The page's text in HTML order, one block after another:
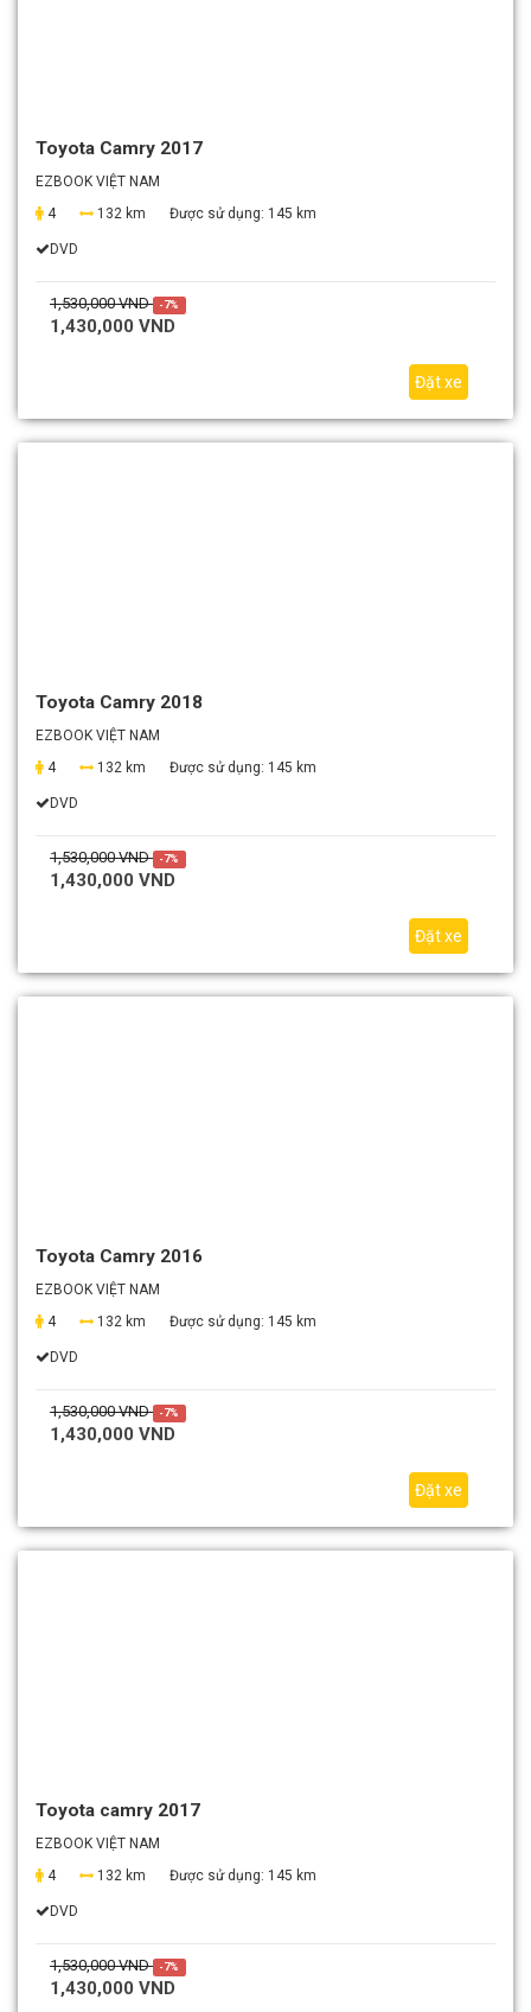
Toyota Camry 2017
EZBOOK VIỆT NAM
4
132 km Được sử dụng: 145 km
DVD
1,530,000 VND -7%
1,430,000 VND
Đặt xe
Toyota Camry 2018
EZBOOK VIỆT NAM
4
132 km Được sử dụng: 145 km
DVD
1,530,000 VND -7%
1,430,000 VND
Đặt xe
Toyota Camry 2016
EZBOOK VIỆT NAM
4
132 km Được sử dụng: 145 km
DVD
1,530,000 VND -7%
1,430,000 VND
Đặt xe
Toyota camry 2017
EZBOOK VIỆT NAM
4
132 km Được sử dụng: 145 km
DVD
1,530,000 VND -7%
1,430,000 VND